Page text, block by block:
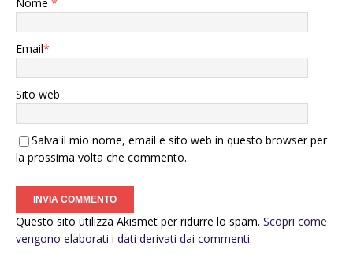
Email*
Sito web
Salva il mio nome, email e sito web in questo browser per
la prossima volta che commento.
Questo sito utilizza Akismet per ridurre lo spam. Scopri come
vengono elaborati i dati derivati dai commenti.